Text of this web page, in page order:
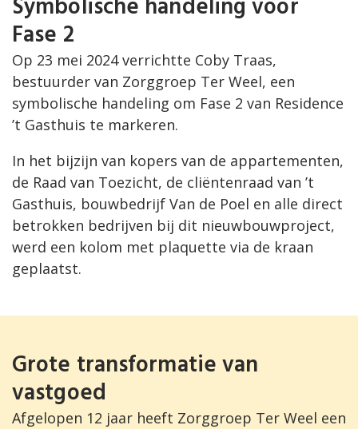
Symbolische handeling voor
Fase 2
Op 23 mei 2024 verrichtte Coby Traas,
bestuurder van Zorggroep Ter Weel, een
symbolische handeling om Fase 2 van Residence
’t Gasthuis te markeren.
In het bijzijn van kopers van de appartementen,
de Raad van Toezicht, de cliëntenraad van ’t
Gasthuis, bouwbedrijf Van de Poel en alle direct
betrokken bedrijven bij dit nieuwbouwproject,
werd een kolom met plaquette via de kraan
geplaatst.
Grote transformatie van
vastgoed
Afgelopen 12 jaar heeft Zorggroep Ter Weel een